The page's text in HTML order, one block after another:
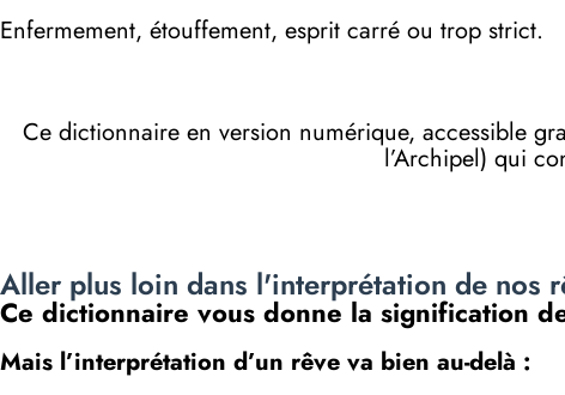
Enfermement, étouffement, esprit carré ou trop strict.
Ce dictionnaire en version numérique, accessible
l’Archipel) qui
Aller plus loin dans l'interprétation de nos
Ce dictionnaire vous donne la signification
Mais l’interprétation d’un rêve va bien au-delà :